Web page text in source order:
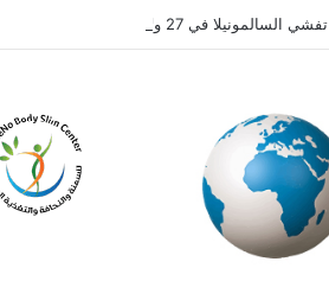
تفشي السالمونيلا في 27 ولاية أمريكية.. الاشتباه بفلفل هالبينو مستورد من المكسيك